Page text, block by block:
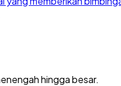
hingga besar.